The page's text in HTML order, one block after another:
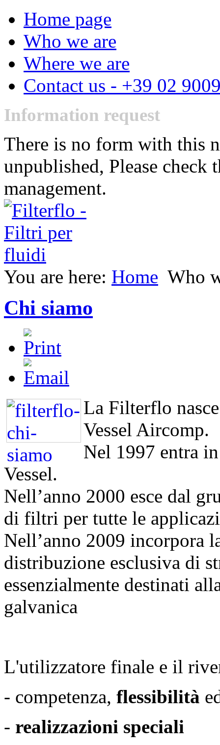
Home page
Who we are
Where we are
Contact us - +39 02
Information request
There is no form with this
unpublished, Please check
management.
You are here: Home Who
Chi siamo
La Filterflo
Vessel Aircomp.
Nel 1997 entra
Vessel.
Nell’anno 2000 esce dal
di filtri per tutte le
Nell’anno 2009 incorpora
distribuzione esclusiva di
essenzialmente destinati
galvanica
L'utilizzatore finale e il
- competenza, flessibilità
- realizzazioni speciali